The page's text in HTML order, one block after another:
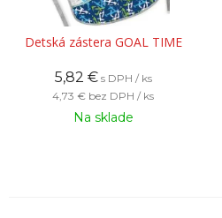
Detská zástera GOAL TIME
5,82 € s DPH / ks
4,73 € bez DPH / ks
Na sklade